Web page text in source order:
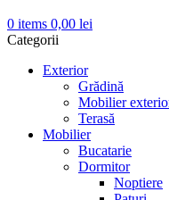
0 items 0,00 lei
Categorii
Exterior
Grădină
Mobilier
Terasă
Mobilier
Bucatarie
Dormitor
Noptiere